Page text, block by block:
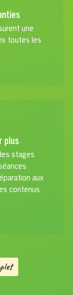
une
toutes les
plus
stages
aux
contenus